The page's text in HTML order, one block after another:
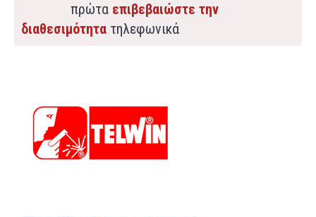
πρώτα επιβεβαιώστε την
διαθεσιμότητα τηλεφωνικά